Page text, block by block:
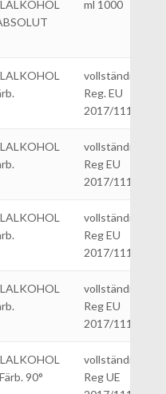
ml 1000
vollständig
Reg. EU
2017/1112|L 5
vollständig
Reg EU
2017/1112|L 5
vollständig
Reg EU
2017/1112|L 25
vollständig
Reg EU
2017/1112|L 5
90°
vollständig
Reg UE